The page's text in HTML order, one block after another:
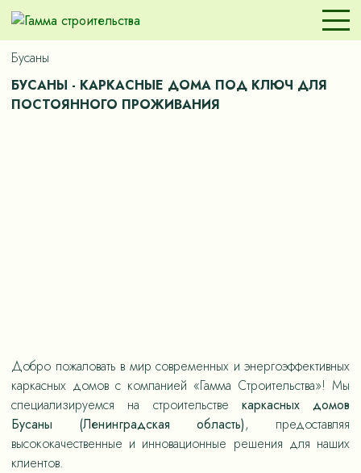
Бусаны
БУСАНЫ - КАРКАСНЫЕ ДОМА ПОД КЛЮЧ ДЛЯ
ПОСТОЯННОГО ПРОЖИВАНИЯ
Добро пожаловать в мир современных и энергоэффективных
каркасных домов с компанией «Гамма Строительства»! Мы
специализируемся на строительстве каркасных домов
Бусаны (Ленинградская область), предоставляя
высококачественные и инновационные решения для наших
клиентов.